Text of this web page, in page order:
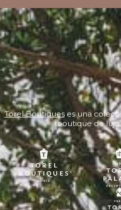
Torel Boutiqueses una
boutique de